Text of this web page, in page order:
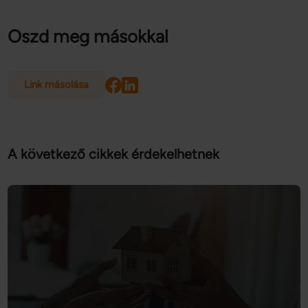
Oszd meg másokkal
Link másolása
A következő cikkek érdekelhetnek